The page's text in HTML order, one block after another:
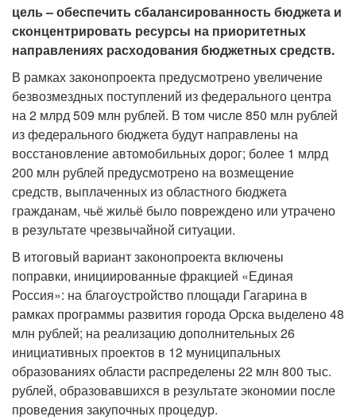
цель – обеспечить сбалансированность бюджета и
сконцентрировать ресурсы на приоритетных
направлениях расходования бюджетных средств.
В рамках законопроекта предусмотрено увеличение
безвозмездных поступлений из федерального центра
на 2 млрд 509 млн рублей. В том числе 850 млн рублей
из федерального бюджета будут направлены на
восстановление автомобильных дорог; более 1 млрд
200 млн рублей предусмотрено на возмещение
средств, выплаченных из областного бюджета
гражданам, чьё жильё было повреждено или утрачено
в результате чрезвычайной ситуации.
В итоговый вариант законопроекта включены
поправки, инициированные фракцией «Единая
Россия»: на благоустройство площади Гагарина в
рамках программы развития города Орска выделено 48
млн рублей; на реализацию дополнительных 26
инициативных проектов в 12 муниципальных
образованиях области распределены 22 млн 800 тыс.
рублей, образовавшихся в результате экономии после
проведения закупочных процедур.